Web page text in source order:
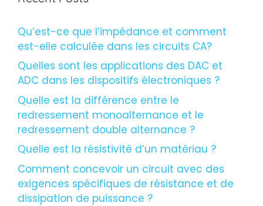
Qu’est-ce que l’impédance et comment
est-elle calculée dans les circuits CA?
Quelles sont les applications des DAC et
ADC dans les dispositifs électroniques ?
Quelle est la différence entre le
redressement monoalternance et le
redressement double alternance ?
Quelle est la résistivité d’un matériau ?
Comment concevoir un circuit avec des
exigences spécifiques de résistance et de
dissipation de puissance ?